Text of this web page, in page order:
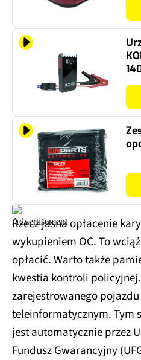
Rzecz jasna opłacenie
wykupieniem OC. To
opłacić. Warto także
kwestia kontroli policyjnej.
zarejestrowanego
teleinformatycznym. Tym
jest automatycznie przez
Fundusz Gwarancyjny